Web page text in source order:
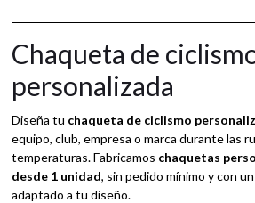
e
Chaqueta de
personalizada
Diseña tu chaqueta de ciclismo
equipo, club, empresa o marca durante las
temperaturas. Fabricamos chaquetas
desde 1 unidad, sin pedido mínimo y con
adaptado a tu diseño.